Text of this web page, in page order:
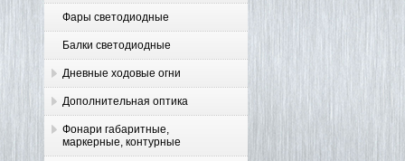
Фары светодиодные
Балки светодиодные
Дневные ходовые огни
Дополнительная оптика
Фонари габаритные,
маркерные, контурные